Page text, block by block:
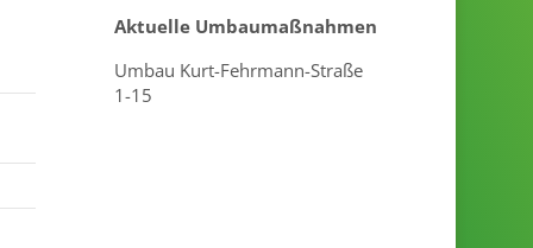
Aktuelle Umbaumaßnahmen
Umbau Kurt-Fehrmann-Straße
1-15